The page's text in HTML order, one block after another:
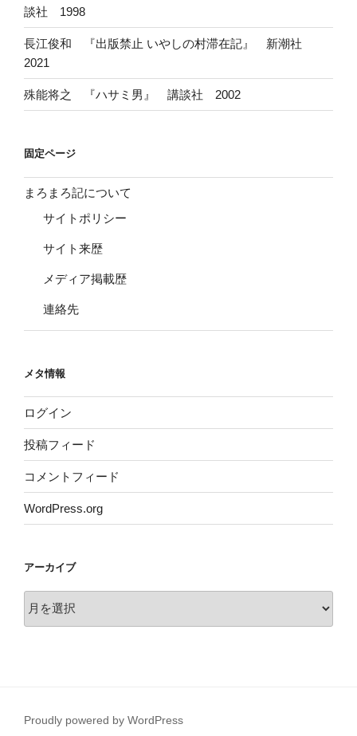
談社 1998
長江俊和 『出版禁止 いやしの村滞在記』 新潮社
2021
殊能将之 『ハサミ男』 講談社 2002
固定ページ
まろまろ記について
サイトポリシー
サイト来歴
メディア掲載歴
連絡先
メタ情報
ログイン
投稿フィード
コメントフィード
WordPress.org
アーカイブ
ー
Proudly powered by WordPress